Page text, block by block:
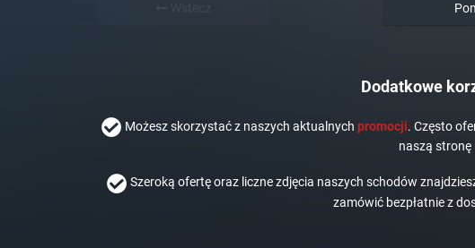
Dodatkowe
Możesz skorzystać z naszych aktualnych promocji. Często
naszą
Szeroką ofertę oraz liczne zdjęcia naszych schodów
zamówić bezpłatnie z